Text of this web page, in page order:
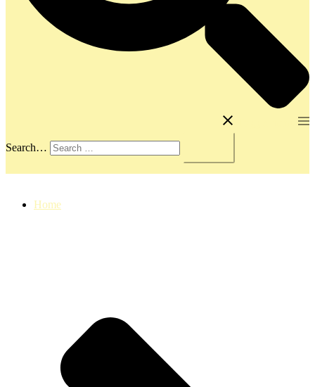
Search…
Home